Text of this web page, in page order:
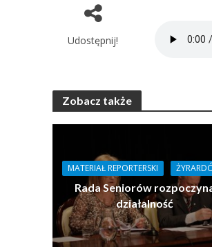
Udostępnij!
Zobacz także
MATERIAŁ REPORTERSKI
Rada Seniorów
działalność